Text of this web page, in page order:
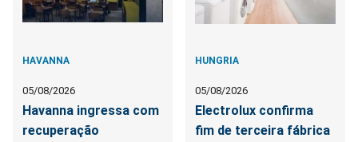
HAVANNA
05/08/2026
Havanna ingressa com
recuperação
HUNGRIA
05/08/2026
Electrolux confirma
fim de terceira fábrica